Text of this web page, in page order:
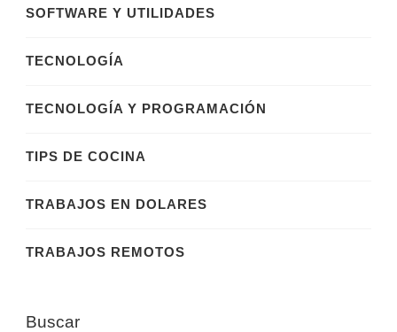
SOFTWARE Y UTILIDADES
TECNOLOGÍA
TECNOLOGÍA Y PROGRAMACIÓN
TIPS DE COCINA
TRABAJOS EN DOLARES
TRABAJOS REMOTOS
Buscar